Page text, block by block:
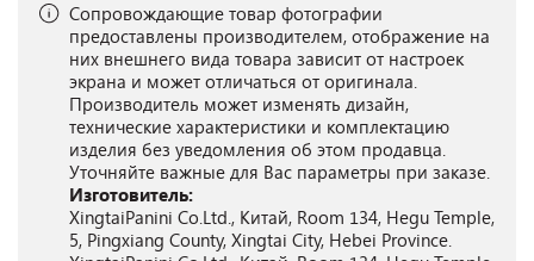
Сопровождающие товар фотографии
предоставлены производителем, отображение на
них внешнего вида товара зависит от настроек
экрана и может отличаться от оригинала.
Производитель может изменять дизайн,
технические характеристики и комплектацию
изделия без уведомления об этом продавца.
Уточняйте важные для Вас параметры при заказе.
Изготовитель:
XingtaiPanini Co.Ltd., Китай, Room 134, Hegu Temple,
5, Pingxiang County, Xingtai City, Hebei Province.